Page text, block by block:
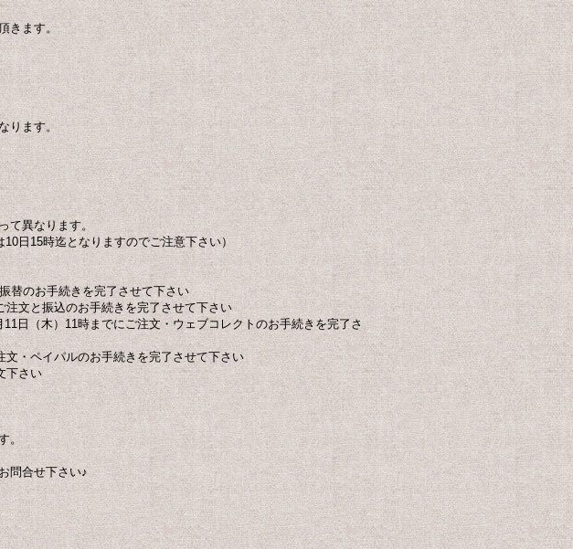
きます。
ります。
て異なります。
日15時迄となりますのでご注意下さい）
替のお手続きを完了させて下さい
文と振込のお手続きを完了させて下さい
日（木）11時までにご注文・ウェブコレクトのお手続きを完了さ
・ペイパルのお手続きを完了させて下さい
下さい
。
問合せ下さい♪